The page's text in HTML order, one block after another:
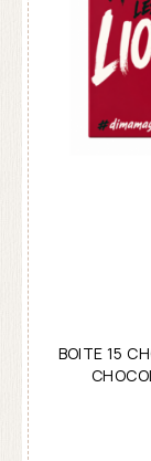
BOITE 15